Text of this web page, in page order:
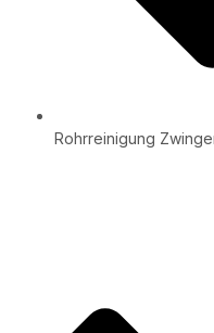
Rohrreinigung